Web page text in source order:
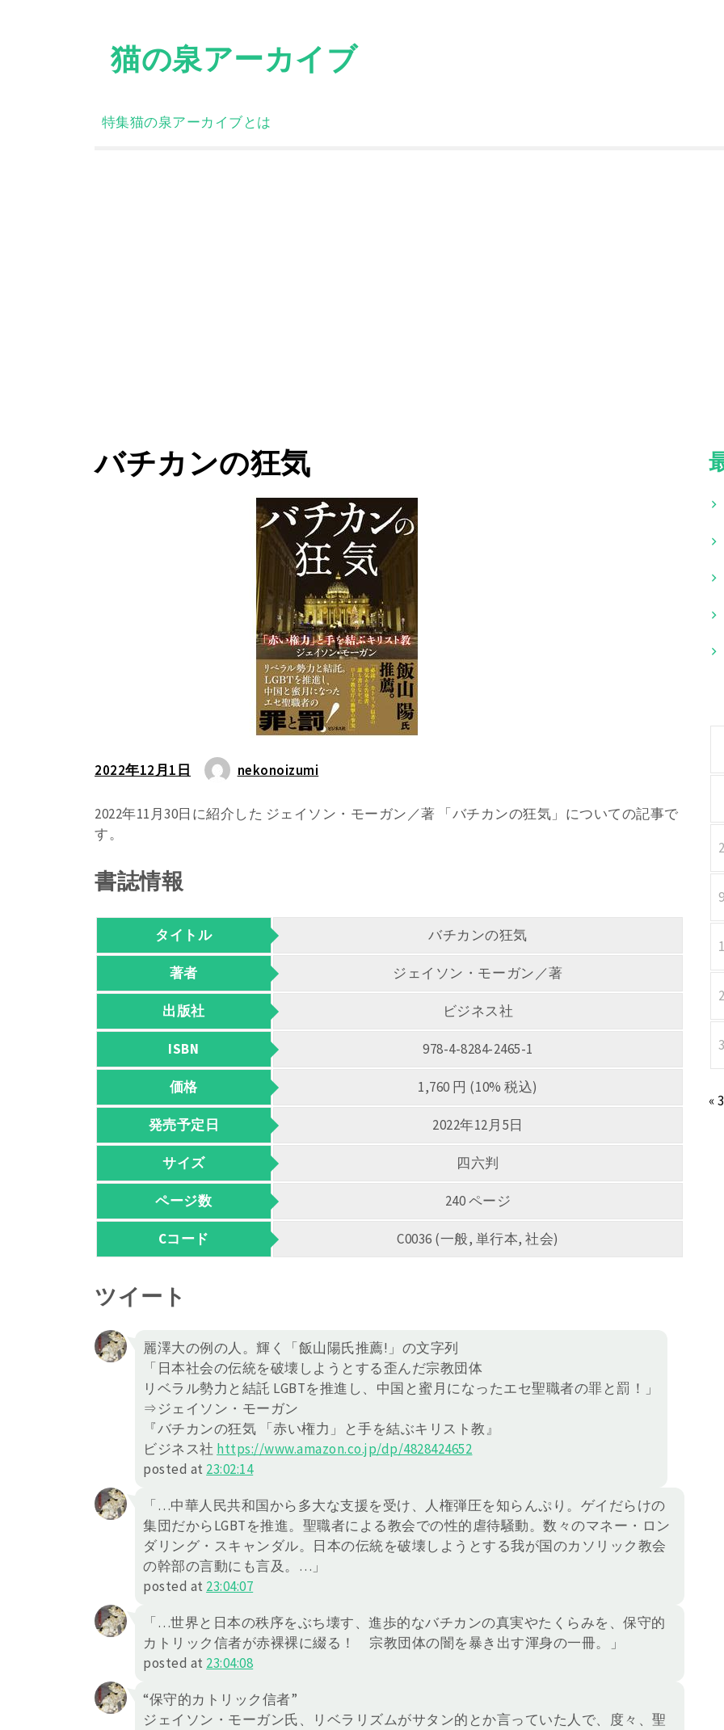
猫の泉アーカイブ
特集猫の泉アーカイブとは
バチカンの狂気
2022年12月1日 nekonoizumi
2022年11月30日に紹介した ジェイソン・モーガン／著 「バチカンの狂気」についての記事で
す。
書誌情報
タイトル バチカンの狂気
著者 ジェイソン・モーガン／著
出版社 ビジネス社
ISBN 978-4-8284-2465-1
価格 1,760 円 (10% 税込)
発売予定日 2022年12月5日
サイズ 四六判
ページ数 240 ページ
Cコード C0036 (一般, 単行本, 社会)
ツイート
麗澤大の例の人。輝く「飯山陽氏推薦!」の文字列
「日本社会の伝統を破壊しようとする歪んだ宗教団体
リベラル勢力と結託 LGBTを推進し、中国と蜜月になったエセ聖職者の罪と罰！」
⇒ジェイソン・モーガン
『バチカンの狂気 「赤い権力」と手を結ぶキリスト教』
ビジネス社 https://www.amazon.co.jp/dp/4828424652
posted at 23:02:14
「…中華人民共和国から多大な支援を受け、人権弾圧を知らんぷり。ゲイだらけの
集団だからLGBTを推進。聖職者による教会での性的虐待騒動。数々のマネー・ロン
ダリング・スキャンダル。日本の伝統を破壊しようとする我が国のカソリック教会
の幹部の言動にも言及。…」
posted at 23:04:07
「…世界と日本の秩序をぶち壊す、進歩的なバチカンの真実やたくらみを、保守的
カトリック信者が赤裸裸に綴る！ 宗教団体の闇を暴き出す渾身の一冊。」
posted at 23:04:08
“保守的カトリック信者”
ジェイソン・モーガン氏、リベラリズムがサタン的とか言っていた人で、度々、聖
«